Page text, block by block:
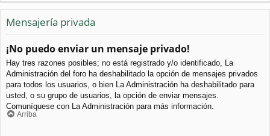
Mensajería privada
¡No puedo enviar un mensaje privado!
Hay tres razones posibles; no está registrado y/o identificado, La
Administración del foro ha deshabilitado la opción de mensajes privados
para todos los usuarios, o bien La Administración ha deshabilitado para
usted, o su grupo de usuarios, la opción de enviar mensajes.
Comuníquese con La Administración para más información.
Arriba